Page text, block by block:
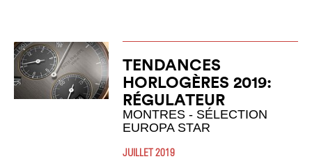
TENDANCES
HORLOGÈRES 2019:
RÉGULATEUR
MONTRES - SÉLECTION
EUROPA STAR
JUILLET 2019